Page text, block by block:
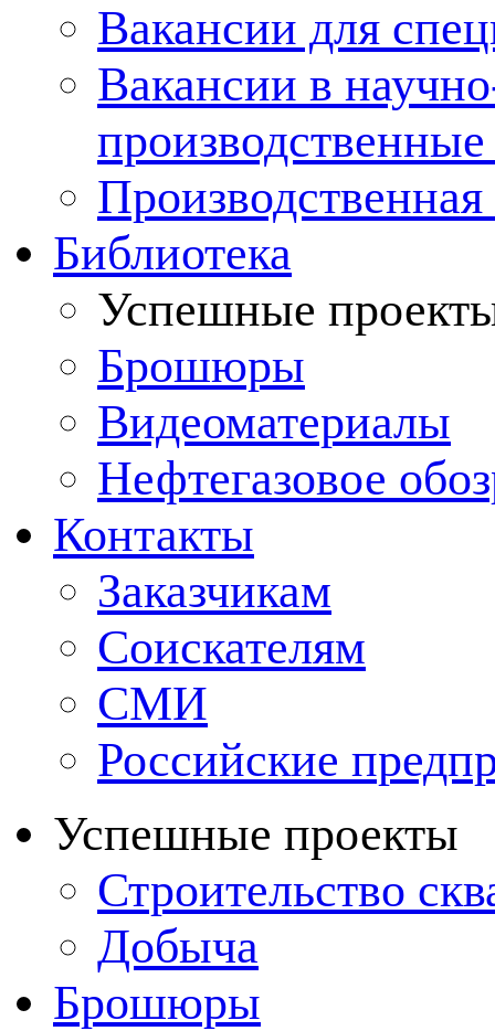
Вакансии для
Вакансии в
Производственная
Библиотека
Успешные
Брошюры
Видеоматериалы
Нефтегазовое
Контакты
Заказчикам
Соискателям
СМИ
Российские
Успешные проекты
Строительство
Добыча
Брошюры